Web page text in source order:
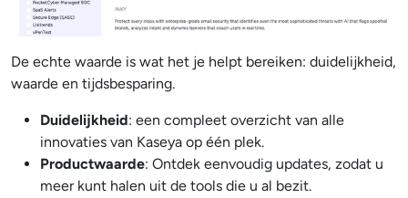
De echte waarde is wat het je helpt bereiken: duidelijkheid,
waarde en tijdsbesparing.
Duidelijkheid: een compleet overzicht van alle
innovaties van Kaseya op één plek.
Productwaarde: Ontdek eenvoudig updates, zodat u
meer kunt halen uit de tools die u al bezit.